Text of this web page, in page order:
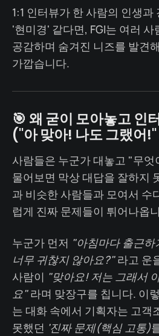
1:1 인터뷰가 한 사람의 인생
'현미경' 같다면, FGI는 여러
공감하며 숨겨진 니즈를 발견
가깝습니다.
🎯 왜 굳이 모아놓고 인
("아 맞아! 나도 그랬어
사람들은 누군가 대놓고 "무
물어보면 막상 대답을 잘하지
과 비슷한 사람들과 모여서 수
럽게 진짜 문제들이 튀어나옵
누군가 먼저 "아침마다 출근
너무 귀찮지 않아요?"라고 운
사람이 "맞아요! 저는 그래서
요"라며 맞장구를 칩니다. 이
는 대화 속에서 기획자는 고객
못했던 '진짜 문제(핵심 고통)